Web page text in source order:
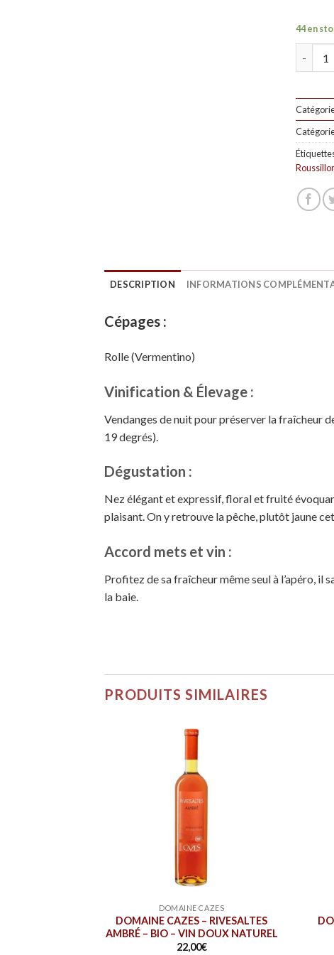
44 en
DESCRIPTION INFORMATIONS
Cépages :
Rolle (Vermentino)
Vinification & Élevage :
Vendanges de nuit pour préserver la fraîcheur
19 degrés).
Dégustation :
Nez élégant et expressif, floral et fruité
plaisant. On y retrouve la pêche, plutôt jaune
Accord mets et vin :
Profitez de sa fraîcheur même seul à l’apéro, il
la baie.
PRODUITS SIMILAIRES
DOMAINE CAZES
DOMAINE CAZES – RIVESALTES
AMBRÉ – BIO – VIN DOUX NATUREL
22,00€